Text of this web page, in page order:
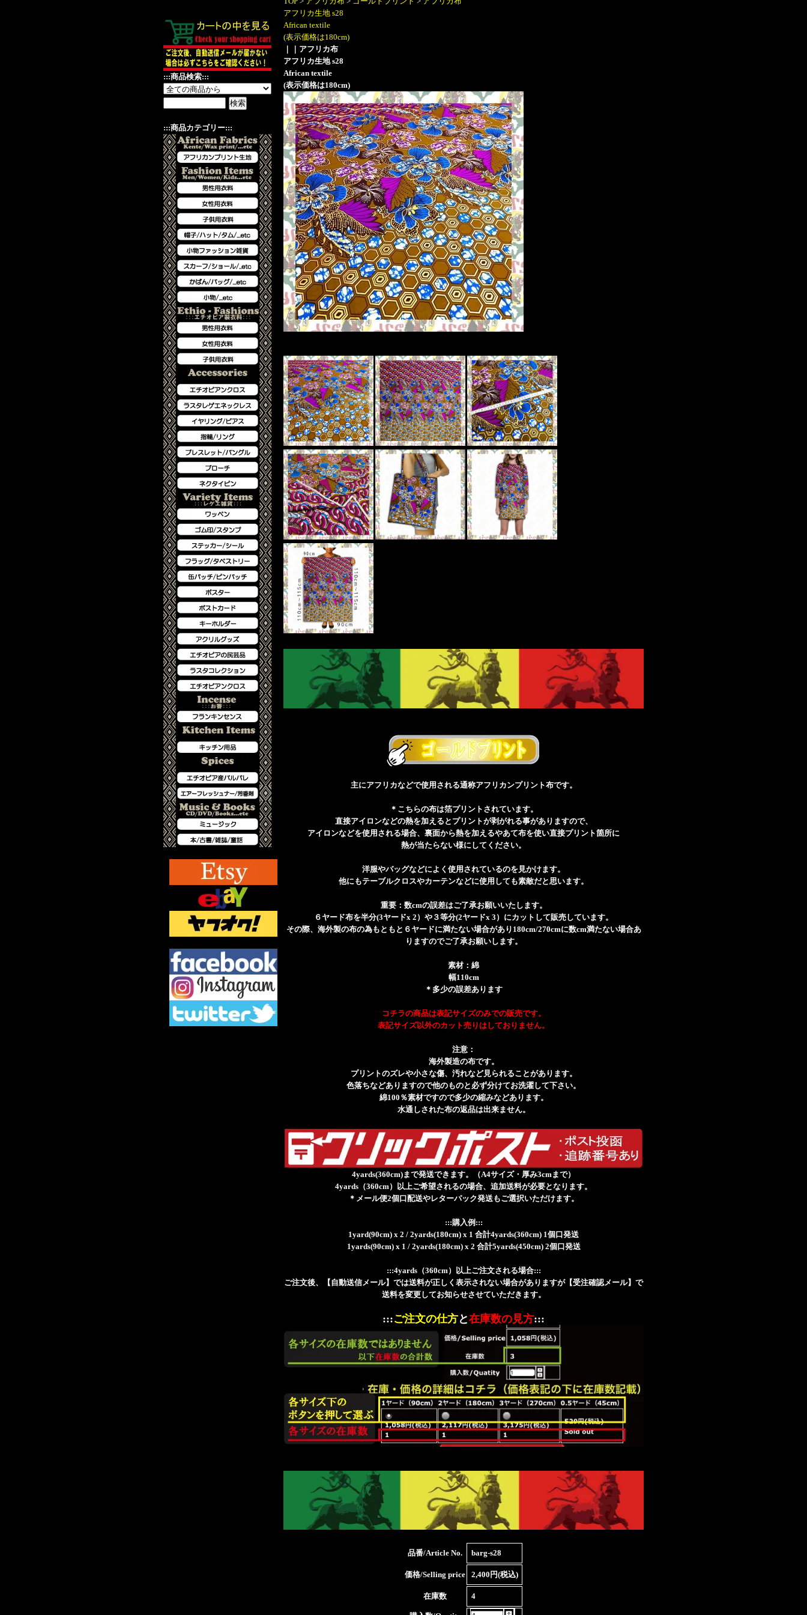
:::商品検索:::
:::商品カテゴリー:::
アフリカ生地 s28
African textile
(表示価格は180cm)
｜アフリカ布
アフリカ生地 s28
African textile
(表示価格は180cm)
主にアフリカなどで使用される通称アフリカンプリント布です。
＊こちらの布は箔プリントされています。
直接アイロンなどの熱を加えるとプリントが剥がれる事がありますので、
アイロンなどを使用される場合、裏面から熱を加えるやあて布を使い直接プリント箇所に
熱が当たらない様にしてください。
洋服やバッグなどによく使用されているのを見かけます。
他にもテーブルクロスやカーテンなどに使用しても素敵だと思います。
重要：数cmの誤差はご了承お願いいたします。
６ヤード布を半分(3ヤードx 2）や３等分(2ヤードx 3）にカットして販売しています。
その際、海外製の布の為もともと６ヤードに満たない場合があり180cm/270cmに数cm満たない場合あ
りますのでご了承お願いします。
素材：綿
幅110cm
＊多少の誤差あります
コチラの商品は表記サイズのみでの販売です。
表記サイズ以外のカット売りはしておりません。
注意：
海外製造の布です。
プリントのズレや小さな傷、汚れなど見られることがあります。
色落ちなどありますので他のものと必ず分けてお洗濯して下さい。
綿100％素材ですので多少の縮みなどあります。
水通しされた布の返品は出来ません。
4yards(360cm)まで発送できます。（A4サイズ・厚み3cmまで）
4yards（360cm）以上ご希望されるの場合、追加送料が必要となります。
＊メール便2個口配送やレターパック発送もご選択いただけます。
:::購入例:::
1yard(90cm) x 2 / 2yards(180cm) x 1 合計4yards(360cm) 1個口発送
1yards(90cm) x 1 / 2yards(180cm) x 2 合計5yards(450cm) 2個口発送
:::4yards（360cm）以上ご注文される場合:::
ご注文後、【自動送信メール】では送料が正しく表示されない場合がありますが【受注確認メール】で
送料を変更してお知らせさせていただきます。
:::ご注文の仕方と在庫数の見方:::
品番/Article No. barg-s28
価格/Selling price 2,400円(税込)
在庫数 4